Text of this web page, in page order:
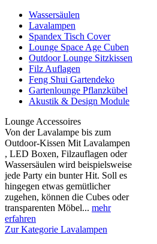
Wassersäulen
Lavalampen
Spandex Tisch Cover
Lounge Space Age Cuben
Outdoor Lounge Sitzkissen
Filz Auflagen
Feng Shui Gartendeko
Gartenlounge Pflanzkübel
Akustik & Design Module
Lounge Accessoires
Von der Lavalampe bis zum
Outdoor-Kissen Mit Lavalampen
, LED Boxen, Filzauflagen oder
Wassersäulen wird beispielsweise
jede Party ein bunter Hit. Soll es
hingegen etwas gemütlicher
zugehen, können die Cubes oder
transparenten Möbel... mehr
erfahren
Zur Kategorie Lavalampen